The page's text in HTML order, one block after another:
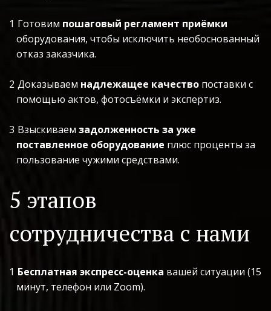
Готовим пошаговый регламент приёмки
оборудования, чтобы исключить необоснованный
отказ заказчика.
Доказываем надлежащее качество поставки с
помощью актов, фотосъёмки и экспертиз.
Взыскиваем задолженность за уже
поставленное оборудование плюс проценты за
пользование чужими средствами.
5 этапов
сотрудничества с нами
Бесплатная экспресс-оценка вашей ситуации (15
минут, телефон или Zoom).